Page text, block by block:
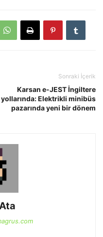
Sonraki İçerik
Karsan e-JEST İngiltere
yollarında: Elektrikli minibüs
pazarında yeni bir dönem